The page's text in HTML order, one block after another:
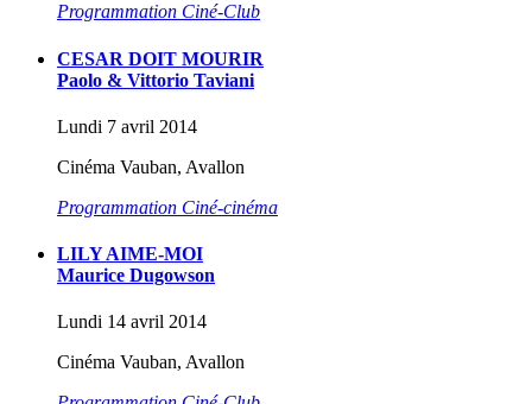
Programmation Ciné-Club
CESAR DOIT MOURIR
Paolo & Vittorio Taviani
Lundi 7 avril 2014
Cinéma Vauban, Avallon
Programmation Ciné-cinéma
LILY AIME-MOI
Maurice Dugowson
Lundi 14 avril 2014
Cinéma Vauban, Avallon